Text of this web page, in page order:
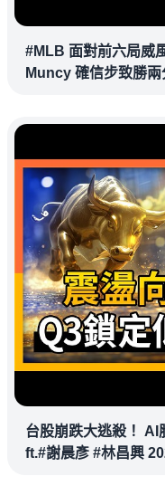
#MLB 面對前六局威
Muncy 確信步致勝
台股崩跌大逃殺！ AI
ft.#謝晨彥 #林昌興